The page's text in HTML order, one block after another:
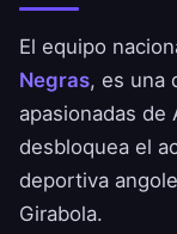
El equipo
Negras, es una
apasionadas de
desbloquea el
deportiva
Girabola.